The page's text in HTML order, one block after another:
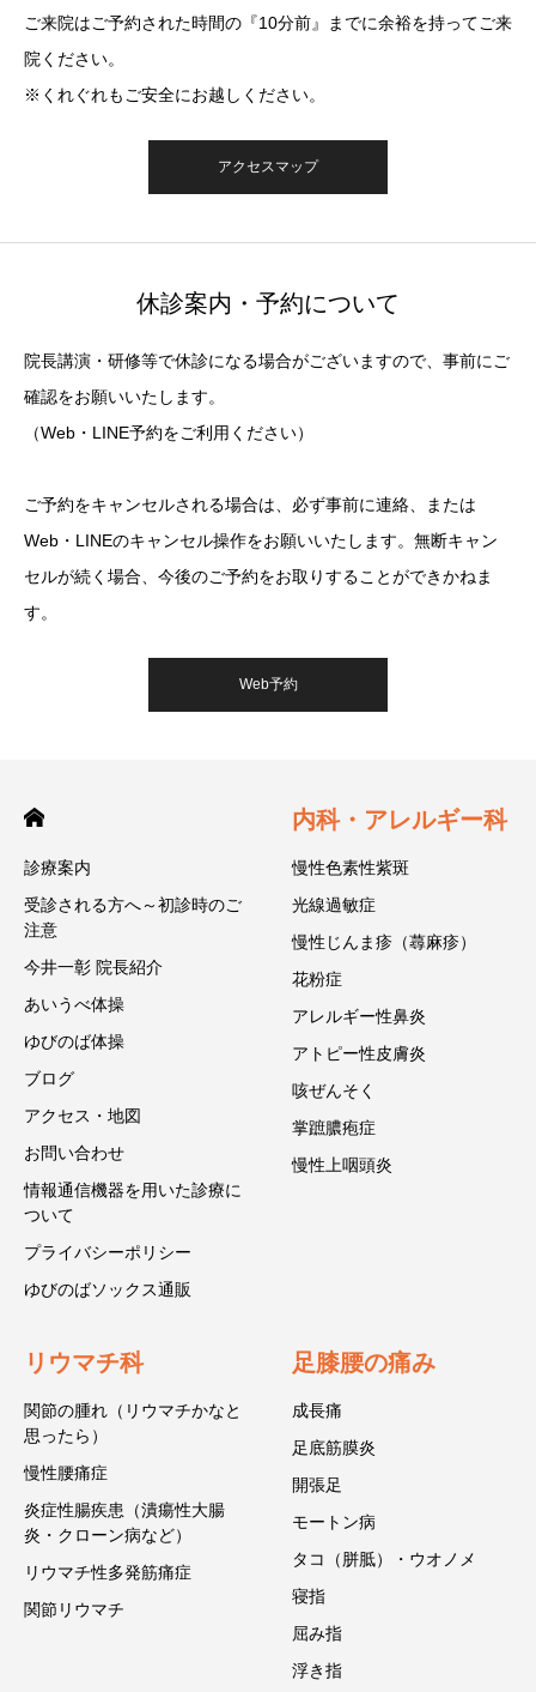
ご来院はご予約された時間の『10分前』までに余裕を持ってご来
院ください。
※くれぐれもご安全にお越しください。
アクセスマップ
休診案内・予約について
院長講演・研修等で休診になる場合がございますので、事前にご
確認をお願いいたします。
（Web・LINE予約をご利用ください）
ご予約をキャンセルされる場合は、必ず事前に連絡、または
Web・LINEのキャンセル操作をお願いいたします。無断キャン
セルが続く場合、今後のご予約をお取りすることができかねま
す。
Web予約
診療案内
受診される方へ～初診時のご
注意
今井一彰 院長紹介
あいうべ体操
ゆびのば体操
ブログ
アクセス・地図
お問い合わせ
情報通信機器を用いた診療に
ついて
プライバシーポリシー
ゆびのばソックス通販
内科・アレルギー科
慢性色素性紫斑
光線過敏症
慢性じんま疹（蕁麻疹）
花粉症
アレルギー性鼻炎
アトピー性皮膚炎
咳ぜんそく
掌蹠膿疱症
慢性上咽頭炎
リウマチ科
関節の腫れ（リウマチかなと
思ったら）
慢性腰痛症
炎症性腸疾患（潰瘍性大腸
炎・クローン病など）
リウマチ性多発筋痛症
関節リウマチ
足膝腰の痛み
成長痛
足底筋膜炎
開張足
モートン病
タコ（胼胝）・ウオノメ
寝指
屈み指
浮き指